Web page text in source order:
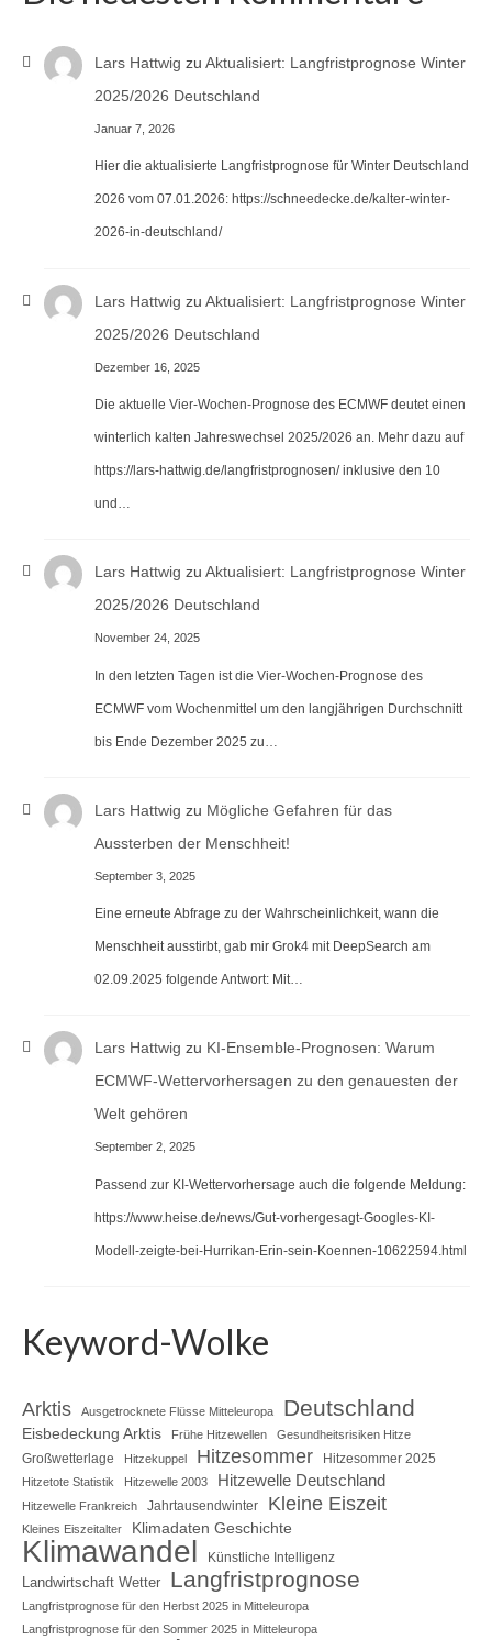
Lars Hattwig zu Aktualisiert: Langfristprognose Winter
2025/2026 Deutschland
Januar 7, 2026
Hier die aktualisierte Langfristprognose für Winter Deutschland
2026 vom 07.01.2026: https://schneedecke.de/kalter-winter-
2026-in-deutschland/
Lars Hattwig zu Aktualisiert: Langfristprognose Winter
2025/2026 Deutschland
Dezember 16, 2025
Die aktuelle Vier-Wochen-Prognose des ECMWF deutet einen
winterlich kalten Jahreswechsel 2025/2026 an. Mehr dazu auf
https://lars-hattwig.de/langfristprognosen/ inklusive den 10
und…
Lars Hattwig zu Aktualisiert: Langfristprognose Winter
2025/2026 Deutschland
November 24, 2025
In den letzten Tagen ist die Vier-Wochen-Prognose des
ECMWF vom Wochenmittel um den langjährigen Durchschnitt
bis Ende Dezember 2025 zu…
Lars Hattwig zu Mögliche Gefahren für das
Aussterben der Menschheit!
September 3, 2025
Eine erneute Abfrage zu der Wahrscheinlichkeit, wann die
Menschheit ausstirbt, gab mir Grok4 mit DeepSearch am
02.09.2025 folgende Antwort: Mit…
Lars Hattwig zu KI-Ensemble-Prognosen: Warum
ECMWF-Wettervorhersagen zu den genauesten der
Welt gehören
September 2, 2025
Passend zur KI-Wettervorhersage auch die folgende Meldung:
https://www.heise.de/news/Gut-vorhergesagt-Googles-KI-
Modell-zeigte-bei-Hurrikan-Erin-sein-Koennen-10622594.html
Keyword-Wolke
Arktis Ausgetrocknete Flüsse Mitteleuropa Deutschland
Eisbedeckung Arktis Frühe Hitzewellen Gesundheitsrisiken Hitze
Großwetterlage Hitzekuppel Hitzesommer Hitzesommer 2025
Hitzetote Statistik Hitzewelle 2003 Hitzewelle Deutschland
Hitzewelle Frankreich Jahrtausendwinter Kleine Eiszeit
Kleines Eiszeitalter Klimadaten Geschichte
Klimawandel Künstliche Intelligenz
Landwirtschaft Wetter Langfristprognose
Langfristprognose für den Herbst 2025 in Mitteleuropa
Langfristprognose für den Sommer 2025 in Mitteleuropa